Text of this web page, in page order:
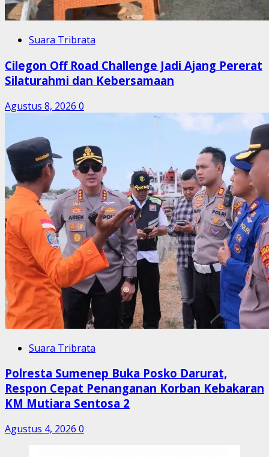
Suara Tribrata
Cilegon Off Road Challenge Jadi Ajang Pererat
Silaturahmi dan Kebersamaan
Agustus 8, 2026 0
Suara Tribrata
Polresta Sumenep Buka Posko Darurat,
Respon Cepat Penanganan Korban Kebakaran
KM Mutiara Sentosa 2
Agustus 4, 2026 0